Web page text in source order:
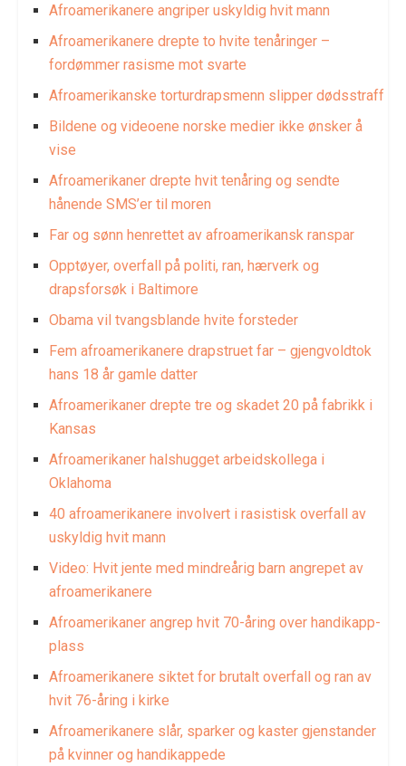
Afroamerikanere angriper uskyldig hvit mann
Afroamerikanere drepte to hvite tenåringer –
fordømmer rasisme mot svarte
Afroamerikanske torturdrapsmenn slipper dødsstraff
Bildene og videoene norske medier ikke ønsker å
vise
Afroamerikaner drepte hvit tenåring og sendte
hånende SMS’er til moren
Far og sønn henrettet av afroamerikansk ranspar
Opptøyer, overfall på politi, ran, hærverk og
drapsforsøk i Baltimore
Obama vil tvangsblande hvite forsteder
Fem afroamerikanere drapstruet far – gjengvoldtok
hans 18 år gamle datter
Afroamerikaner drepte tre og skadet 20 på fabrikk i
Kansas
Afroamerikaner halshugget arbeidskollega i
Oklahoma
40 afroamerikanere involvert i rasistisk overfall av
uskyldig hvit mann
Video: Hvit jente med mindreårig barn angrepet av
afroamerikanere
Afroamerikaner angrep hvit 70-åring over handikapp-
plass
Afroamerikanere siktet for brutalt overfall og ran av
hvit 76-åring i kirke
Afroamerikanere slår, sparker og kaster gjenstander
på kvinner og handikappede